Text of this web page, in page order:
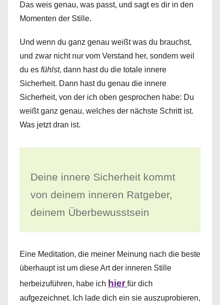
Das weis genau, was passt, und sagt es dir in den
Momenten der Stille.
Und wenn du ganz genau weißt was du brauchst,
und zwar nicht nur vom Verstand her, sondern weil
du es fühlst, dann hast du die totale innere
Sicherheit. Dann hast du genau die innere
Sicherheit, von der ich oben gesprochen habe: Du
weißt ganz genau, welches der nächste Schritt ist.
Was jetzt dran ist.
Deine innere Sicherheit kommt
von deinem inneren Ratgeber,
deinem Überbewusstsein
Eine Meditation, die meiner Meinung nach die beste
überhaupt ist um diese Art der inneren Stille
herbeizuführen, habe ich hier für dich
aufgezeichnet. Ich lade dich ein sie auszuprobieren,